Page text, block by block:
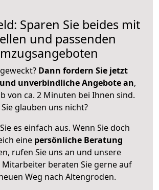
Sparen Sie beides mit
und passenden
Dann fordern Sie jetzt
unverbindliche Angebote an,
von ca. 2 Minuten bei Ihnen sind.
Sie glauben uns nicht?
es einfach aus. Wenn Sie doch
eine persönliche Beratung
rufen Sie uns an und unsere
beraten Sie gerne auf
Weg nach Altengroden.